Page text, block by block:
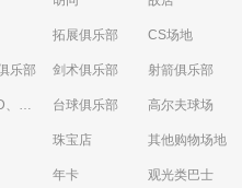
拓展俱乐部 CS场地
乐部 剑术俱乐部 射箭俱乐部
3D、4D、5D艺术体验馆 台球俱乐部 高尔夫球场
珠宝店 其他购物场地
年卡 观光类巴士